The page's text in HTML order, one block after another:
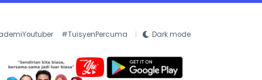
#TuisyenPercuma Dark mode